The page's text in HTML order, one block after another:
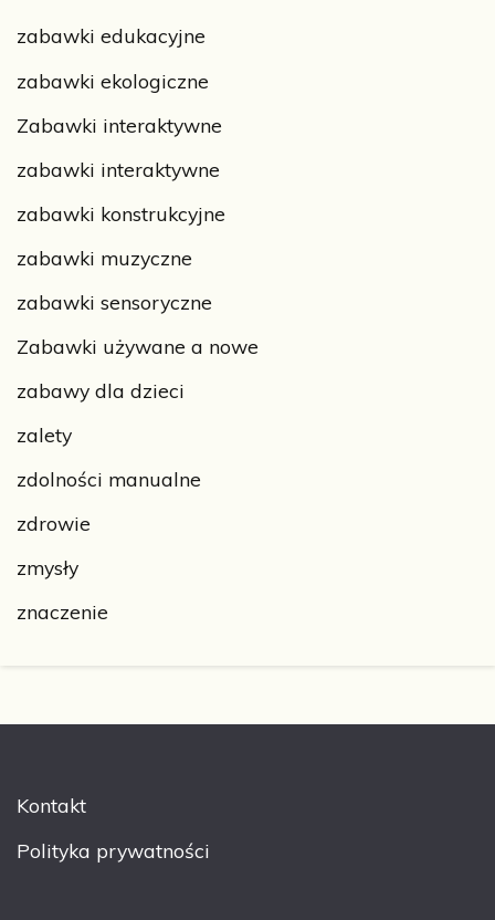
zabawki edukacyjne
zabawki ekologiczne
Zabawki interaktywne
zabawki interaktywne
zabawki konstrukcyjne
zabawki muzyczne
zabawki sensoryczne
Zabawki używane a nowe
zabawy dla dzieci
zalety
zdolności manualne
zdrowie
zmysły
znaczenie
Kontakt
Polityka prywatności